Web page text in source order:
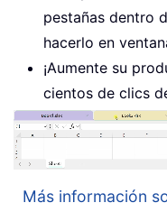
pestañas dentro
hacerlo en
¡Aumente su
cientos de clics
Más información